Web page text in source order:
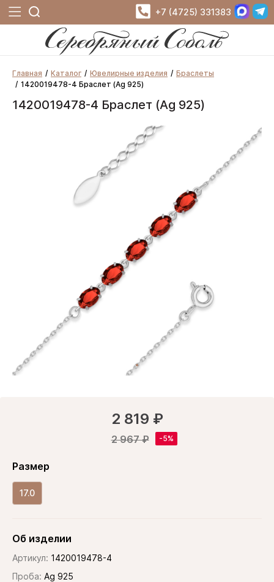
+7 (4725) 331383
Главная Каталог Ювелирные изделия
Браслеты
1420019478-4 Браслет (Ag 925)
1420019478-4 Браслет (Ag 925)
2 819 ₽
2 967 ₽
Размер
17.0
Об изделии
Артикул: 1420019478-4
Проба: Ag 925